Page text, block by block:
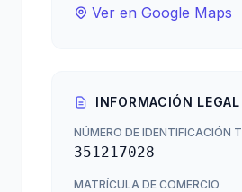
Ver en Google Maps
INFORMACIÓN LEGAL
NÚMERO DE IDENTIFICACIÓN
351217028
MATRÍCULA DE COMERCIO